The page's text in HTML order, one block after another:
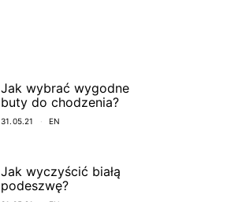
Jak wybrać wygodne
buty do chodzenia?
31.05.21 EN
Jak wyczyścić białą
podeszwę?